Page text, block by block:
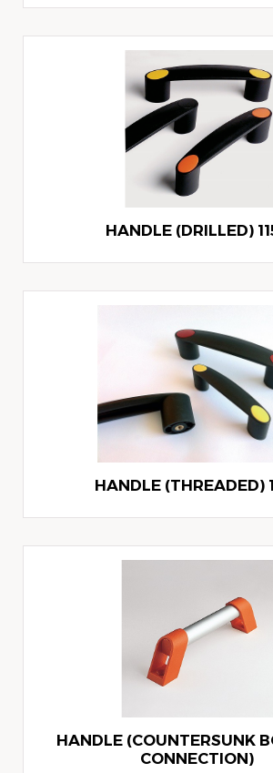
1155
1156 HANDLE (COUNTERSUNK
CONNECTION)